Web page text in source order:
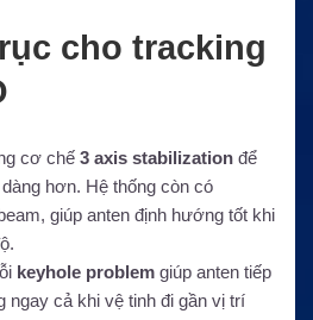
cho tracking
cơ chế 3 axis stabilization để
hơn. Hệ thống còn có
giúp anten định hướng tốt khi
keyhole problem giúp anten tiếp
ngay cả khi vệ tinh đi gần vị trí